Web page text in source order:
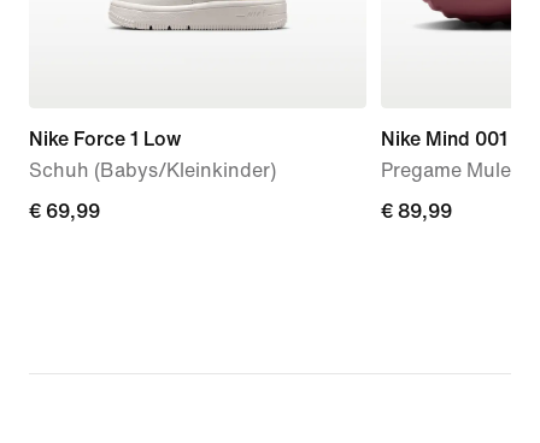
Nike Force 1 Low
Schuh (Babys/Kleinkinder)
€ 69,99
€ 69,99
Nike Mind 001
Pregame Mule
€ 89,99
€ 89,99